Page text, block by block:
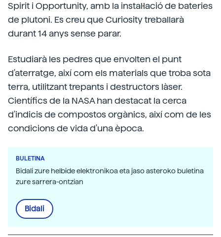
Spirit i Opportunity, amb la instal·lació de bateries
de plutoni. Es creu que Curiosity treballarà
durant 14 anys sense parar.
Estudiarà les pedres que envolten el punt
d'aterratge, així com els materials que troba sota
terra, utilitzant trepants i destructors làser.
Científics de la NASA han destacat la cerca
d'indicis de compostos orgànics, així com de les
condicions de vida d'una època.
BULETINA
Bidali zure helbide elektronikoa eta jaso asteroko buletina
zure sarrera-ontzian
Bidali